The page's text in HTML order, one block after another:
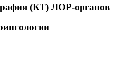
(КТ) ЛОР-органов